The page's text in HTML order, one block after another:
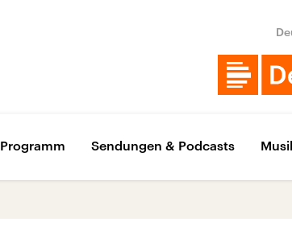
Programm Sendungen & Podcasts